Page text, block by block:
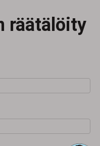
räätälöity